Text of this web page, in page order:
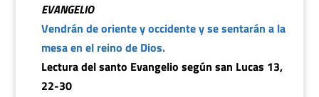
EVANGELIO
Vendrán de oriente y occidente y se sentarán a la
mesa en el reino de Dios.
Lectura del santo Evangelio según san Lucas 13,
22-30